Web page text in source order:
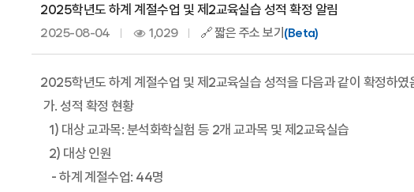
2025학년도 하계 계절수업 및 제2교육실습 성적 확정 알림
2025-08-04 1,029 🔗 짧은 주소 보기 (Beta)
2025학년도 하계 계절수업 및 제2교육실습 성적을 다음과 같이 확정하
가. 성적 확정 현황
1) 대상 교과목: 분석화학실험 등 2개 교과목 및 제2교육실습
2) 대상 인원
- 하계 계절수업: 44명